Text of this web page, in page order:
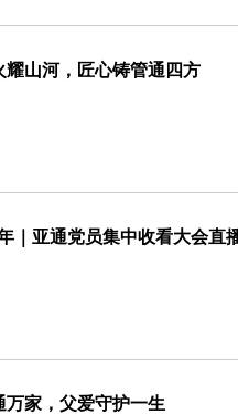
耀山河，匠心铸管通四方
万家，父爱守护一生